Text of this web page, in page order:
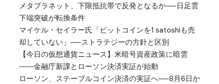
メタプラネット、下限抵抗帯で反発となるか──日足雲
下端突破が転換条件
マイケル・セイラー氏「ビットコインを1 satoshiも売
却していない」──ストラテジーの方針と区別
【今日の仮想通貨ニュース】米暗号資産政策に暗雲
――金融庁新課とローソン決済実証が始動
ローソン、ステーブルコイン決済の実証へ──8月6日か